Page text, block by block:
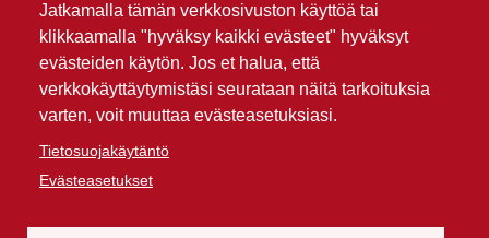
Jatkamalla tämän verkkosivuston käyttöä tai
klikkaamalla "hyväksy kaikki evästeet" hyväksyt
evästeiden käytön. Jos et halua, että
verkkokäyttäytymistäsi seurataan näitä tarkoituksia
varten, voit muuttaa evästeasetuksiasi.
Tietosuojakäytäntö
Evästeasetukset
Kirjaudu